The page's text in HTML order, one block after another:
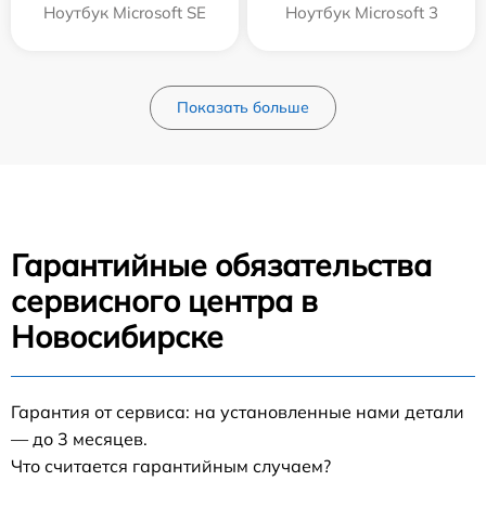
Ноутбук Microsoft SE Ноутбук Microsoft 3
Показать больше
Гарантийные обязательства
сервисного центра в
Новосибирске
Гарантия от сервиса: на установленные нами детали
— до 3 месяцев.
Что считается гарантийным случаем?